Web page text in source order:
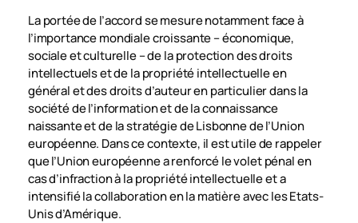
La portée de l’accord se mesure notamment face à
l’importance mondiale croissante – économique,
sociale et culturelle – de la protection des droits
intellectuels et de la propriété intellectuelle en
général et des droits d’auteur en particulier dans la
société de l’information et de la connaissance
naissante et de la stratégie de Lisbonne de l’Union
européenne. Dans ce contexte, il est utile de rappeler
que l’Union européenne a renforcé le volet pénal en
cas d’infraction à la propriété intellectuelle et a
intensifié la collaboration en la matière avec les Etats-
Unis d’Amérique.